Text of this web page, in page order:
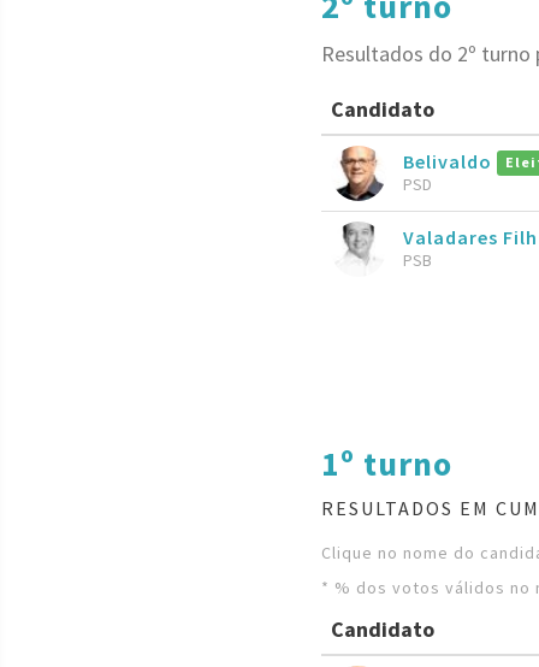
Resultados do 2º
Candidato
Belivaldo
PSD
Valadares
PSB
1º turno
RESULTADOS EM
Clique no nome do
* % dos votos válidos no
Candidato